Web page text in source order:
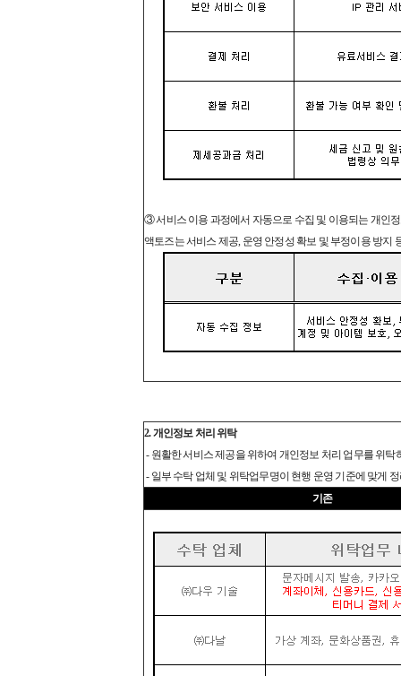
③ 서비스 이용 과정에서 자동으로 수집 및 이용되는 개인
액토즈는 서비스 제공, 운영 안정성 확보 및 부정이용 방지
2. 개인정보 처리 위탁
- 원활한 서비스 제공을 위하여 개인정보 처리 업무를 위
- 일부 수탁 업체 및 위탁업무명이 현행 운영 기준에 맞게
기존